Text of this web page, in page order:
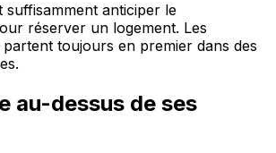
suffisamment anticiper le
réserver un logement. Les
toujours en premier dans des
au-dessus de ses